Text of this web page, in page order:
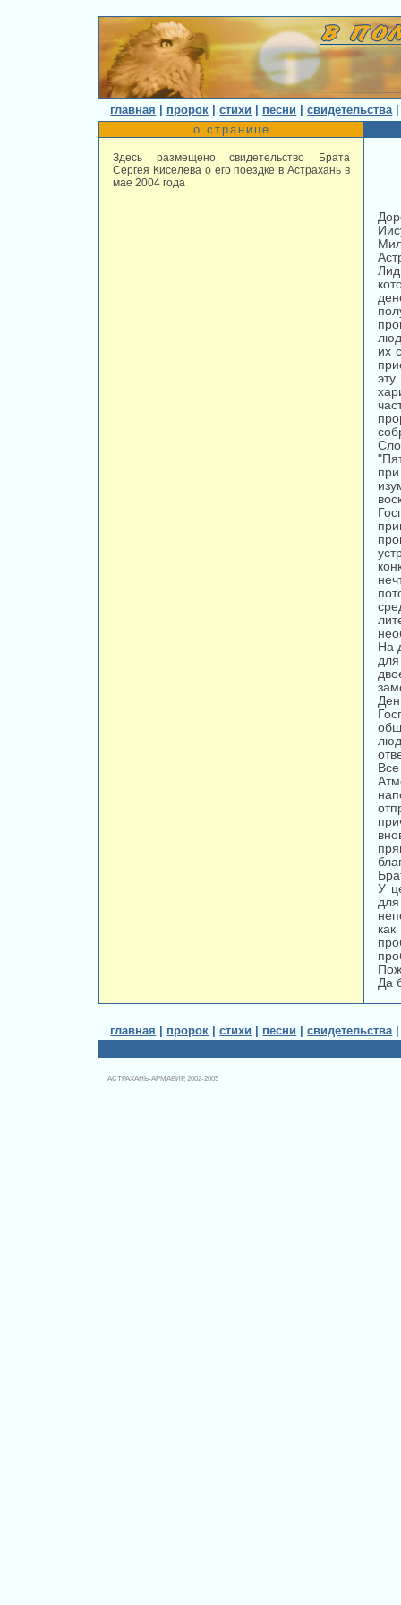
главная пророк |стихи песни |свидетельства
о странице
Здесь размещено свидетельство Брата
Сергея Киселева о его поездке в Астрахань в
мае 2004 года
их
На
У
Да
главная пророк |стихи песни |свидетельства
АСТРАХАНЬ-АРМАВИР, 2002-2005